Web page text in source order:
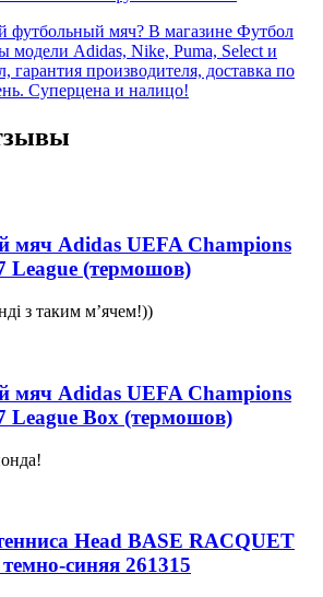
футбольный мяч? В магазине Футбол
модели Adidas, Nike, Puma, Select и
гарантия производителя, доставка по
Суперцена и налицо!
мяч Adidas UEFA Champions
League (термошов)
з таким мʼячем!))
мяч Adidas UEFA Champions
League Box (термошов)
Head BASE RACQUET
синяя 261315